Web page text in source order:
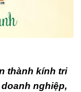
thành kính tri
nghiệp,